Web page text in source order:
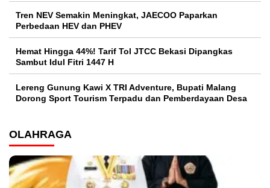
Tren NEV Semakin Meningkat, JAECOO Paparkan
Perbedaan HEV dan PHEV
Hemat Hingga 44%! Tarif Tol JTCC Bekasi Dipangkas
Sambut Idul Fitri 1447 H
Lereng Gunung Kawi X TRI Adventure, Bupati Malang
Dorong Sport Tourism Terpadu dan Pemberdayaan Desa
OLAHRAGA